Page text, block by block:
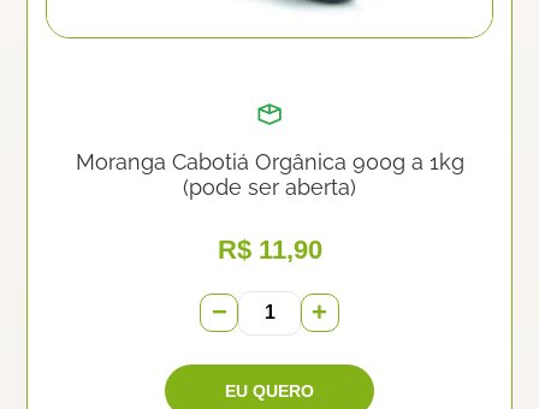
Moranga Cabotiá Orgânica 900g a 1kg
(pode ser aberta)
R$11,90
− +